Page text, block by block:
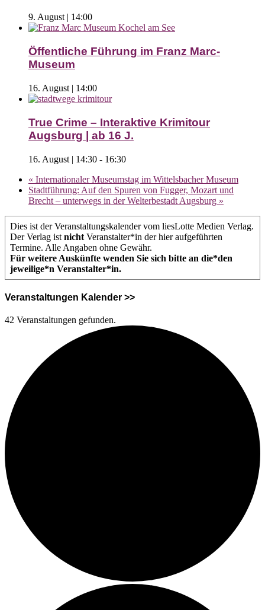
9. August | 14:00
Öffentliche Führung im Franz Marc-
Museum
16. August | 14:00
True Crime – Interaktive Krimitour
Augsburg | ab 16 J.
16. August | 14:30 - 16:30
« Internationaler Museumstag im Wittelsbacher Museum
Stadtführung: Auf den Spuren von Fugger, Mozart und
Brecht – unterwegs in der Welterbestadt Augsburg »
Dies ist der Veranstaltungskalender vom liesLotte Medien Verlag.
Der Verlag ist nicht Veranstalter*in der hier aufgeführten
Termine. Alle Angaben ohne Gewähr.
Für weitere Auskünfte wenden Sie sich bitte an die*den
jeweilige*n Veranstalter*in.
Veranstaltungen Kalender >>
42 Veranstaltungen gefunden.